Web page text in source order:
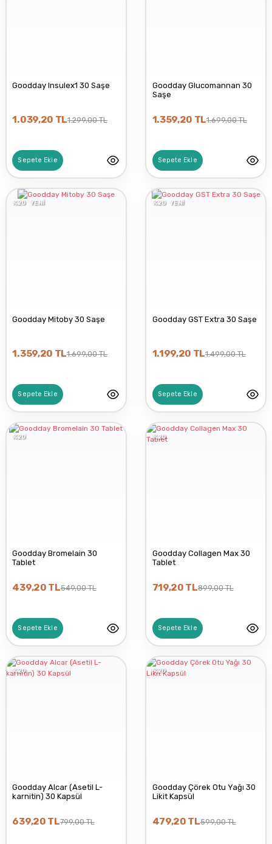
Goodday Insulex1 30 Saşe
1.039,20 TL1.299,00 TL
Sepete Ekle
Goodday Glucomannan 30
Saşe
1.359,20 TL1.699,00 TL
Sepete Ekle
%20 YENİ
Goodday Mitoby 30 Saşe
1.359,20 TL1.699,00 TL
Sepete Ekle
%20 YENİ
Goodday GST Extra 30 Saşe
1.199,20 TL1.499,00 TL
Sepete Ekle
%20
Goodday Bromelain 30
Tablet
439,20 TL549,00 TL
Sepete Ekle
%20
Goodday Collagen Max 30
Tablet
719,20 TL899,00 TL
Sepete Ekle
%20
Goodday Alcar (Asetil L-
karnitin) 30 Kapsül
639,20 TL799,00 TL
%20
Goodday Çörek Otu Yağı 30
Likit Kapsül
479,20 TL599,00 TL